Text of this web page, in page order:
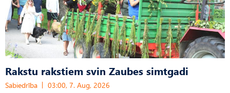
Rakstu rakstiem svin Zaubes simtgadi
Sabiedrība 03:00, 7. Aug, 2026